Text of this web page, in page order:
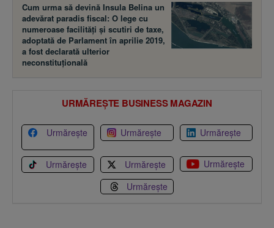
Cum urma să devină Insula Belina un
adevărat paradis fiscal: O lege cu
numeroase facilităţi şi scutiri de taxe,
adoptată de Parlament în aprilie 2019,
a fost declarată ulterior
neconstituţională
URMĂREȘTE BUSINESS MAGAZIN
Urmărește Urmărește Urmărește
Urmărește Urmărește
Urmărește
Urmărește